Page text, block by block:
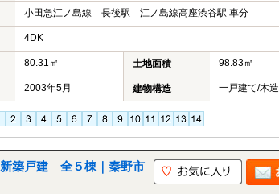
小田急江ノ島線 長後駅 江ノ島線高座渋谷駅 車分
4DK
80.31㎡ 土地面積 98.83㎡
2003年5月 建物構造 一戸建て/木造
築戸建 全５棟｜秦野市